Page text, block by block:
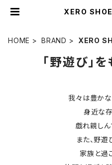
XERO
HOME BRAND XERO
「野遊び」
我々は豊か
身近な
戯れ親しん
また、野遊
家族と過